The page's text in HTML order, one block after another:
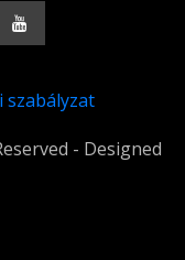
szabályzat
- Designed